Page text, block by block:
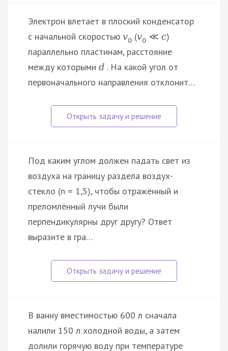
Электрон влетает в плоский конденсатор
с начальной скоростью v0 (v0 ≪ c)
параллельно пластинам, расстояние
между которыми d . На какой угол от
первоначального направления отклонит…
Под каким углом должен падать свет из
воздуха на границу раздела воздух-
стекло (n = 1,5), чтобы отражённый и
преломлённый лучи были
перпендикулярны друг другу? Ответ
выразите в гра…
В ванну вместимостью 600 л сначала
налили 150 л холодной воды, а затем
долили горячую воду при температуре